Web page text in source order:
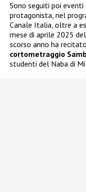
Sono seguiti poi
protagonista, nel
Canale Italia, oltre a
mese di aprile 2025
scorso anno ha
cortometraggio
studenti del Naba di